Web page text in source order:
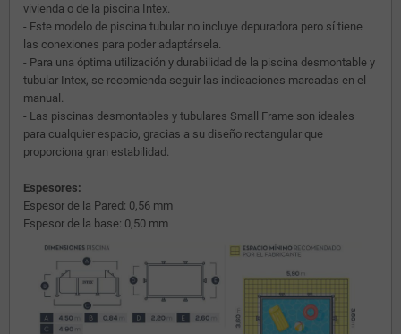
vivienda o de la piscina Intex.
- Este modelo de piscina tubular no incluye depuradora pero sí tiene
las conexiones para poder adaptársela.
- Para una óptima utilización y durabilidad de la piscina desmontable y
tubular Intex, se recomienda seguir las indicaciones marcadas en el
manual.
- Las piscinas desmontables y tubulares Small Frame son ideales
para cualquier espacio, gracias a su diseño rectangular que
proporciona gran estabilidad.
Espesores:
Espesor de la Pared: 0,56 mm
Espesor de la base: 0,50 mm